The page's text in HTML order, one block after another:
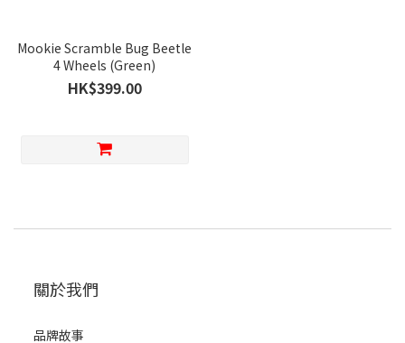
Mookie Scramble Bug Beetle
4 Wheels (Green)
HK$399.00
關於我們
品牌故事